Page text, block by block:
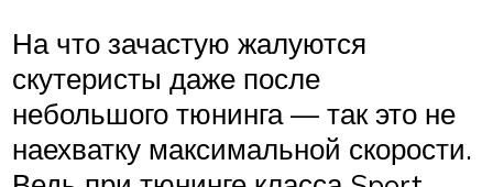
На что зачастую жалуются
скутеристы даже после
небольшого тюнинга — так это не
наехватку максимальной скорости.